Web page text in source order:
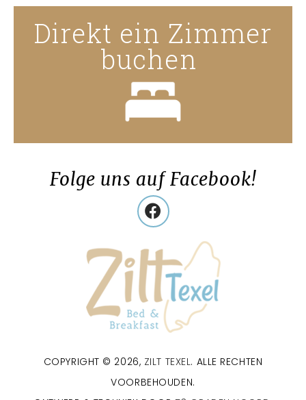
Direkt ein Zimmer
buchen
Folge uns auf Facebook!
COPYRIGHT © 2026, ZILT TEXEL. ALLE RECHTEN
VOORBEHOUDEN.